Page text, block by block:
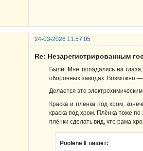
24-03-2026 11:57:05
Re: Незарегистрированным
Были. Мне попадались на глаза,
оборонных заводах. Возможно
Делается это
Краска и плёнка под хром,
краска под хром. Плёнка тоже
плёнки сделать вид, что рама
Poolene⇓ пишет: